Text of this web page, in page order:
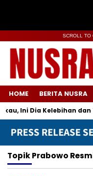
SCROLL TO
HOME BERITA NUSRA
Ini Dia Kelebihan dan
TopikPrabowo